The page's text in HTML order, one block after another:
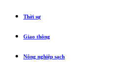
Thời sự
Giao thông
Nông nghiệp sạch